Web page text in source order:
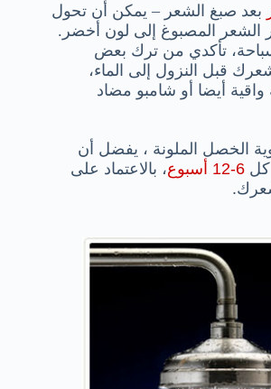
بعد صبغ الشعر – يمكن أن تحول
الشعر المصبوغ إلى لون أخضر.
تأكدي من ترك بعض
قبل النزول إلى الماء،
أيضا أو شامبو مضاد
الخصل الملونة ، يفضل أن
كل
، بالاعتماد على